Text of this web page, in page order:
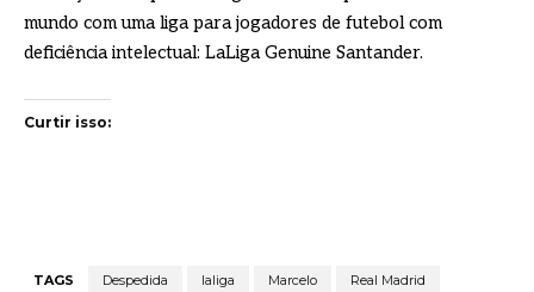
mundo com uma liga para jogadores de futebol com
deficiência intelectual: LaLiga Genuine Santander.
Curtir isso:
TAGS Despedida laliga Marcelo Real Madrid